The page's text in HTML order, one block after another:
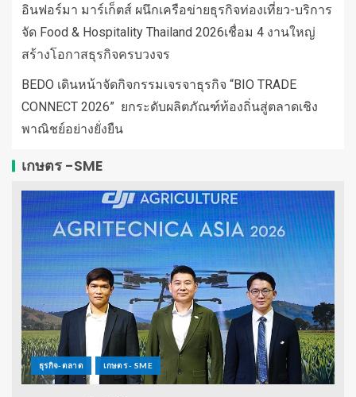
อินฟอร์มา มาร์เก็ตส์ ผนึกเครือข่ายธุรกิจท่องเที่ยว-บริการ
จัด Food & Hospitality Thailand 2026เชื่อม 4 งานใหญ่
สร้างโอกาสธุรกิจครบวงจร
BEDO เดินหน้าจัดกิจกรรมเจรจาธุรกิจ “BIO TRADE
CONNECT 2026” ยกระดับผลิตภัณฑ์ท้องถิ่นสู่ตลาดเชิง
พาณิชย์อย่างยั่งยืน
เกษตร -SME
ธุรกิจ-ตลาด เกษตร - SME